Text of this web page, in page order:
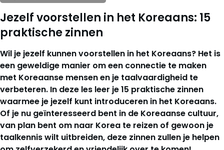
Jezelf voorstellen in het Koreaans: 15
praktische zinnen
Wil je jezelf kunnen voorstellen in het Koreaans? Het is
een geweldige manier om een connectie te maken
met Koreaanse mensen en je taalvaardigheid te
verbeteren. In deze les leer je 15 praktische zinnen
waarmee je jezelf kunt introduceren in het Koreaans.
Of je nu geïnteresseerd bent in de Koreaanse cultuur,
van plan bent om naar Korea te reizen of gewoon je
taalkennis wilt uitbreiden, deze zinnen zullen je helpen